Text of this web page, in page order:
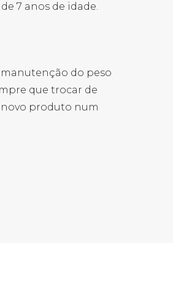
7 anos de idade.
do peso
que trocar de
produto num